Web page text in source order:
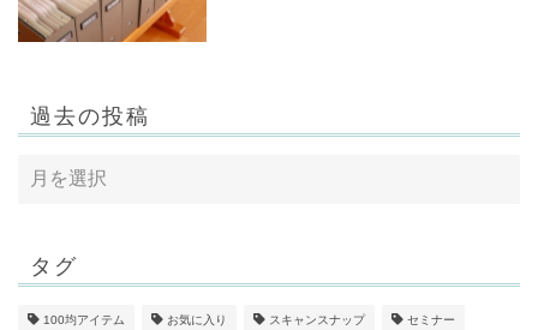
過去の投稿
タグ
100均アイテム お気に入り スキャンスナップ セミナー